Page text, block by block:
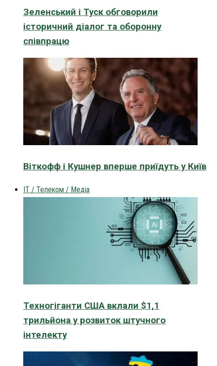
Зеленський і Туск обговорили
історичний діалог та оборонну
співпрацю
Віткофф і Кушнер вперше приїдуть у Київ
IT / Телеком / Медіа
Техногіганти США вклали $1,1
трильйона у розвиток штучного
інтелекту